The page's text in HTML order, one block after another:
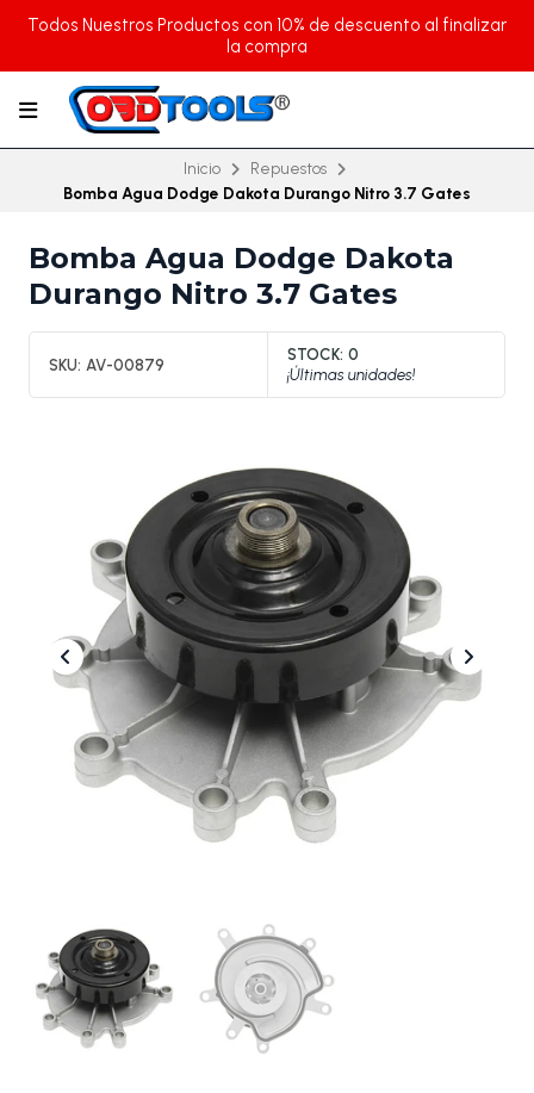
Todos Nuestros Productos con 10% de descuento al finalizar
la compra
Inicio
Repuestos
Bomba Agua Dodge Dakota Durango Nitro 3.7 Gates
Bomba Agua Dodge Dakota
Durango Nitro 3.7 Gates
SKU: AV-00879
STOCK: 0
¡Últimas unidades!